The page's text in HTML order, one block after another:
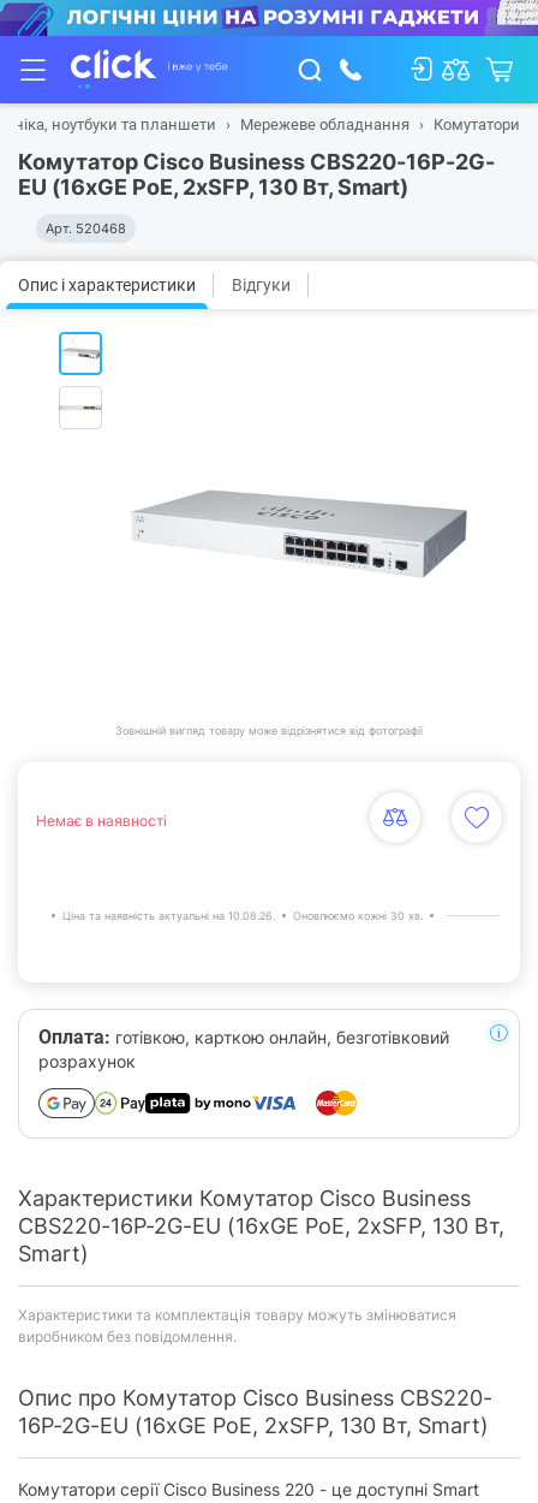
ноутбуки та планшети Мережеве обладнання Комутатори
Комутатор Cisco Business CBS220-16P-2G-
EU (16xGE PoE, 2xSFP, 130 Вт, Smart)
Арт. 520468
Опис і характеристики Відгуки
Зовнішній вигляд товару може відрізнятися від фотографії
Немає в наявності
Ціна та наявність актуальні на 10.08.26. Оновлюємо кожні 30 хв.
Оплата: готівкою, карткою онлайн, безготівковий
розрахунок
Характеристики Комутатор Cisco Business
CBS220-16P-2G-EU (16xGE PoE, 2xSFP, 130 Вт,
Smart)
Характеристики та комплектація товару можуть змінюватися
виробником без повідомлення.
Опис про Комутатор Cisco Business CBS220-
16P-2G-EU (16xGE PoE, 2xSFP, 130 Вт, Smart)
Комутатори серії Cisco Business 220 - це доступні Smart